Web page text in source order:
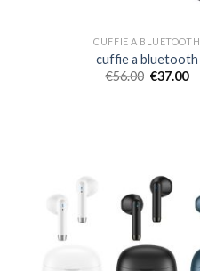
CUFFIE A BLUETOOTH
cuffie a bluetooth
€56.00 €37.00